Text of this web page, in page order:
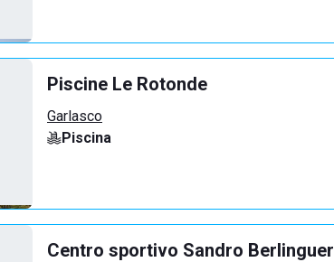
Piscine Le Rotonde
Garlasco
Piscina
Centro sportivo Sandro Berlinguer